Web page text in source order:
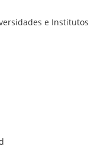
e Institutos